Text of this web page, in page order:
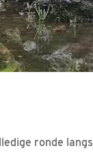
ronde langs